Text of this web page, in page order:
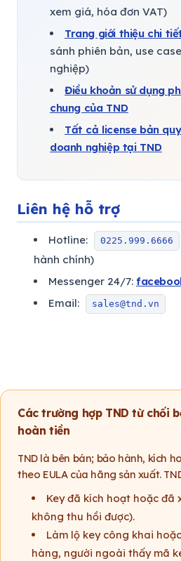
xem giá, hóa đơn VAT)
Trang giới thiệu chi
sánh phiên bản, use
nghiệp)
Điều khoản sử dụng
chung của TND
Tất cả license bản
doanh nghiệp tại TND
Liên hệ hỗ trợ
Hotline: 0225.999.6666
hành chính)
Messenger 24/7:
Email:
sales@tnd.vn
Các trường hợp TND từ chối
hoàn tiền
TND là bên bán; bảo hành, kích
theo EULA của hãng sản xuất.
Key đã kích hoạt hoặc đã
không thu hồi được).
Làm lộ key công khai
hàng, người ngoài thấy mã